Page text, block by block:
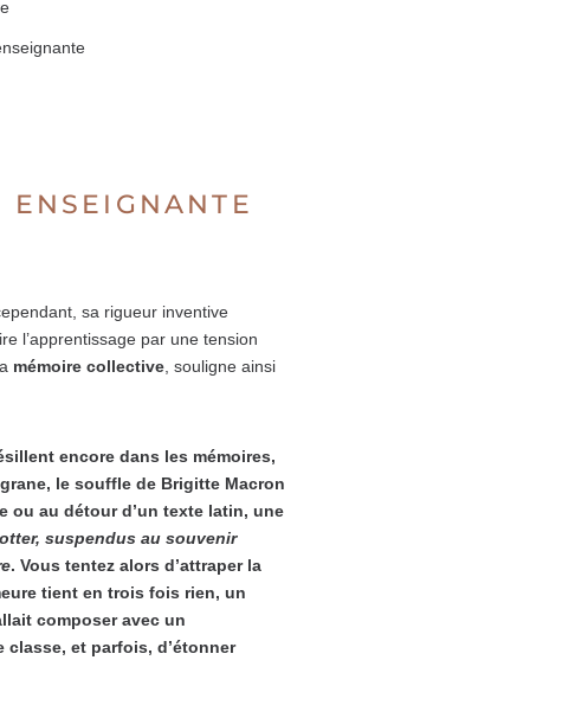
ENSEIGNANTE
sa rigueur inventive
l’apprentissage par une tension
mémoire collective , souligne ainsi
encore dans les mémoires,
le souffle de Brigitte Macron
ou au détour d’un texte latin, une
suspendus au souvenir
. Vous tentez alors d’attraper la
tient en trois fois rien, un
composer avec un
classe, et parfois, d’étonner